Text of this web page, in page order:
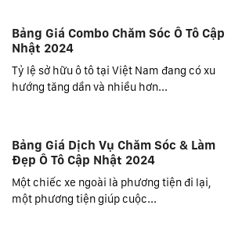
Bảng Giá Combo Chăm Sóc Ô Tô Cập
Nhật 2024
Tỷ lệ sở hữu ô tô tại Việt Nam đang có xu
hướng tăng dần và nhiều hơn...
Bảng Giá Dịch Vụ Chăm Sóc & Làm
Đẹp Ô Tô Cập Nhật 2024
Một chiếc xe ngoài là phương tiện đi lại,
một phương tiện giúp cuộc...